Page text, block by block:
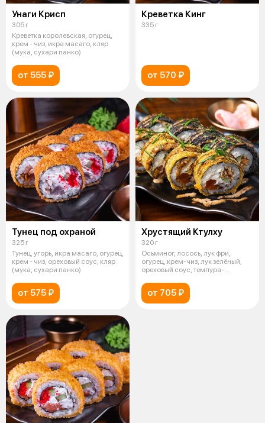
Унаги Крисп
305 г
Креветка королевская, огурец,
крем - чиз, икра масаго, кляр
(мука, сухари панко)
от 555 ₽
Креветка Кинг
335 г
от 570 ₽
Тунец под охраной
325 г
Тунец, угорь, икра масаго, огурец,
крем - чиз, ореховый соус, кляр
(мука, сухари панко)
от 575 ₽
Хрустящий Ктулху
320 г
Осьминог, лосось, лук фри,
огурец, крем-чиз, лук зелёный,
ореховый соус, темпура-
от 705 ₽